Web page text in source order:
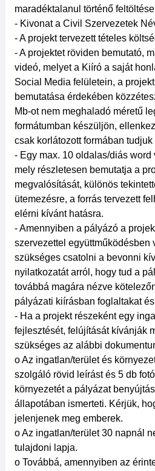
maradéktalanul történő
- Kivonat a Civil Szervezetek
- A projekt tervezett tételes
- A projektet röviden bemutató,
videó, melyet a Kiíró a saját
Social Media felületein, a
bemutatása érdekében
Mb-ot nem meghaladó méretű
formátumban készüljön,
csak korlátozott formában
- Egy max. 10 oldalas/diás word
mely részletesen bemutatja a
megvalósítását, különös
ütemezésre, a forrás tervezett
elérni kívánt hatásra.
- Amennyiben a pályázó a
szervezettel együttműködésben
szükséges csatolni a bevonni
nyilatkozatát arról, hogy tud a
továbbá magára nézve
pályázati kiírásban foglaltakat
- Ha a projekt részeként egy
fejlesztését, felújítását kívánják
szükséges az alábbi
o Az ingatlan/terület és
szolgáló rövid leírást és 5 db
környezetét a pályázat
állapotában ismerteti. Kérjük,
jelenjenek meg emberek.
o Az ingatlan/terület 30 napnál
tulajdoni lapja.
o Továbbá, amennyiben az